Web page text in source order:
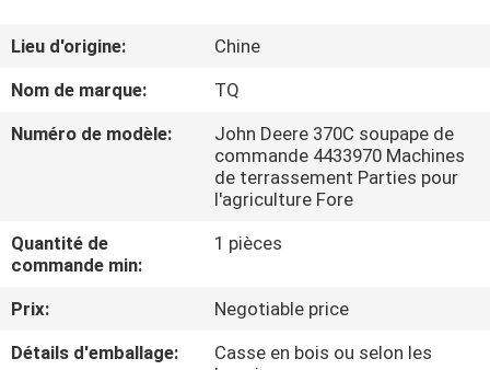
VR
SHOW
A
NOUS
Lieu d'origine:
Chine
Nom de marque:
TQ
Numéro de modèle:
John Deere 370C soupape de
commande 4433970 Machines
de terrassement Parties pour
l'agriculture Fore
Quantité de
commande min:
1 pièces
Prix:
Negotiable price
Détails d'emballage:
Casse en bois ou selon les